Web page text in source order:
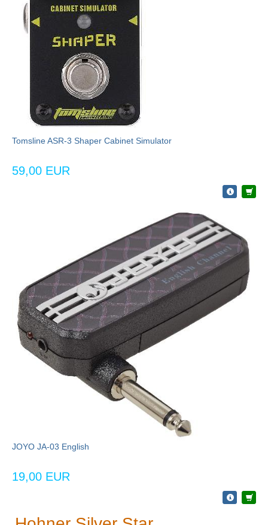
Tomsline ASR-3 Shaper Cabinet Simulator
59,00 EUR
JOYO JA-03 English
19,00 EUR